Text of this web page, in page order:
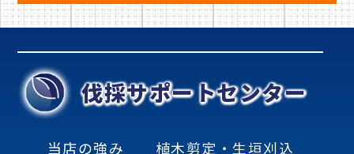
伐採サポートセンター
当店の強み 植木剪定・生垣刈込